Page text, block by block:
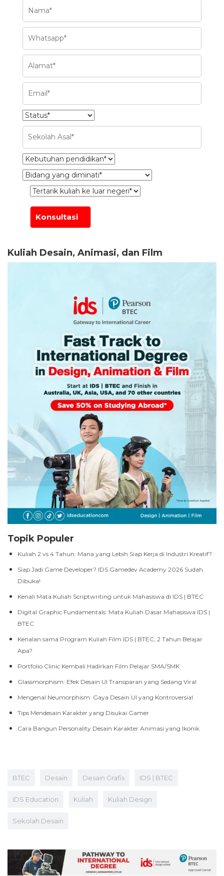
Kuliah Desain, Animasi, dan Film
Topik Populer
Kuliah 2 vs 4 Tahun: Mana yang Lebih Siap Kerja di Industri Kreatif?
Siap Jadi Game Developer? IDS Gamedev Academy 2026 Sudah
Dibuka!
Kenali Mata Kuliah Scriptwriting untuk Mahasiswa di IDS | BTEC
Digital Graphic Fundamentals: Mata Kuliah Dasar Mahasiswa IDS |
BTEC
Kenalan sama Program Kuliah Film IDS | BTEC, 2 Tahun Belajar
Apa?
Portfolio Clinic Kembali Hadirkan Film Pelajar SMA/SMK
Glassmorphism: Efek Desain UI Transparan yang Sedang Viral
Mengenal Neumorphism: Gaya Desain UI yang Kontroversial
Tips Mendesain Karakter yang Disukai Gamer
Cara Bangun Personality Desain Karakter Animasi yang Ikonik
BTEC Desain Desain Grafis IDS | BTEC
IDS Education Kuliah Kuliah Design
Sekolah Desain